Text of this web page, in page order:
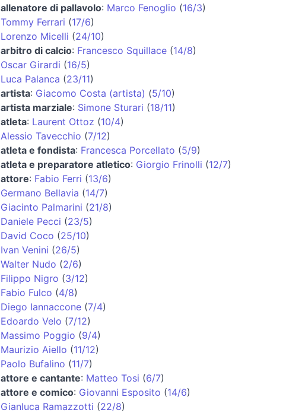
allenatore di pallavolo: Marco Fenoglio (16/3)
Tommy Ferrari (17/6)
Lorenzo Micelli (24/10)
arbitro di calcio: Francesco Squillace(14/8)
Oscar Girardi (16/5)
Luca Palanca (23/11)
artista: Giacomo Costa (artista) (5/10)
artista marziale: Simone Sturari (18/11)
atleta: Laurent Ottoz (10/4)
Alessio Tavecchio (7/12)
atleta e fondista: Francesca Porcellato (5/9)
atleta e preparatore atletico: Giorgio Frinolli (12/7)
attore: Fabio Ferri (13/6)
Germano Bellavia (14/7)
Giacinto Palmarini (21/8)
Daniele Pecci (23/5)
David Coco (25/10)
Ivan Venini (26/5)
Walter Nudo (2/6)
Filippo Nigro (3/12)
Fabio Fulco (4/8)
Diego Iannaccone(7/4)
Edoardo Velo (7/12)
Massimo Poggio (9/4)
Maurizio Aiello (11/12)
Paolo Bufalino (11/7)
attore e cantante: Matteo Tosi (6/7)
attore e comico: Giovanni Esposito (14/6)
Gianluca Ramazzotti (22/8)